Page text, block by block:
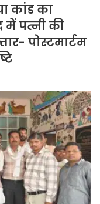
कांड का
पत्नी की
पोस्टमार्टम